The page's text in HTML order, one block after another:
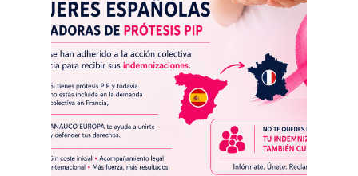
América su centro de
operaciones en Europa para
coordinar respuestas ante
conflictos que afectan a
ciudadanos en distintas
jurisdicciones
ANAUCO EUROPA ha presentado